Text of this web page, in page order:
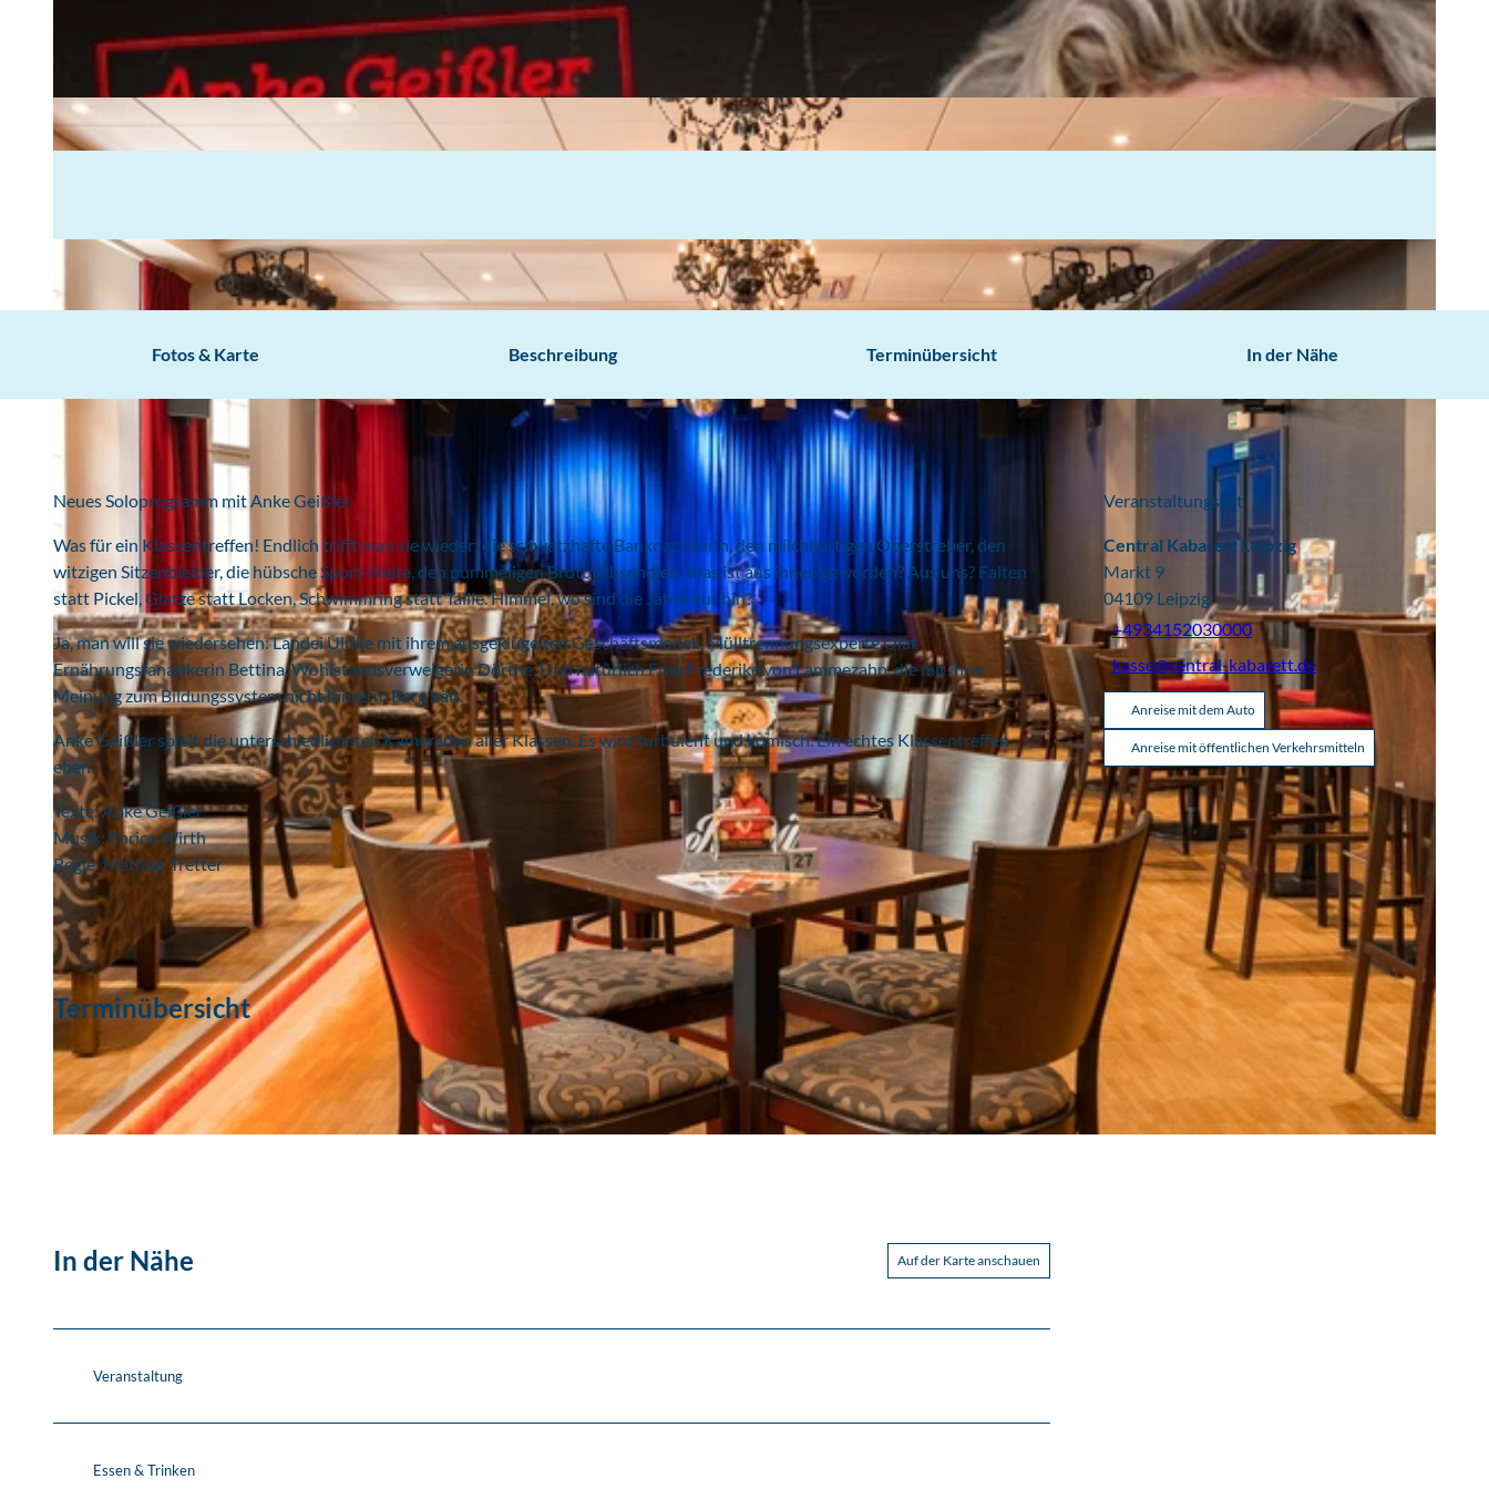
Fotos & Karte Beschreibung Terminübersicht In der Nähe
Neues Soloprogramm mit Anke Geißler
Was für ein Klassentreffen! Endlich trifft man sie wieder: die schwatzhafte Banknachbarin, den milchbärtigen Oberstreber, den
witzigen Sitzenbleiber, die hübsche Sport-Niete, den pummeligen Brotbüchsendieb. Was ist aus ihnen geworden? Aus uns? Falten
statt Pickel, Glatze statt Locken, Schwimmring statt Taille. Himmel, wo sind die Jahre nur hin?
Ja, man will sie wiedersehen: Landei Ulrike mit ihrem ausgeklügelten Geschäftsmodell, Mülltrennungsexperte Olaf,
Ernährungsfanatikerin Bettina, Wohlstandsverweigerin Dörthe. Und natürlich Frau Frederike von Lammezahn, die mit ihrer
Meinung zum Bildungssystem nicht hinterm Berg hält.
Anke Geißler spielt die unterschiedlichsten Kameraden aller Klassen. Es wird turbulent und komisch. Ein echtes Klassentreffen
eben.
Texte: Anke Geißler
Musik: Enrico Wirth
Regie: Mathias Tretter
Terminübersicht
In der Nähe Auf der Karte anschauen
Veranstaltung
Essen & Trinken
Veranstaltungsort
Central Kabarett Leipzig
Markt 9
04109 Leipzig
+4934152030000
kasse@central-kabarett.de
Anreise mit dem Auto
Anreise mit öffentlichen Verkehrsmitteln